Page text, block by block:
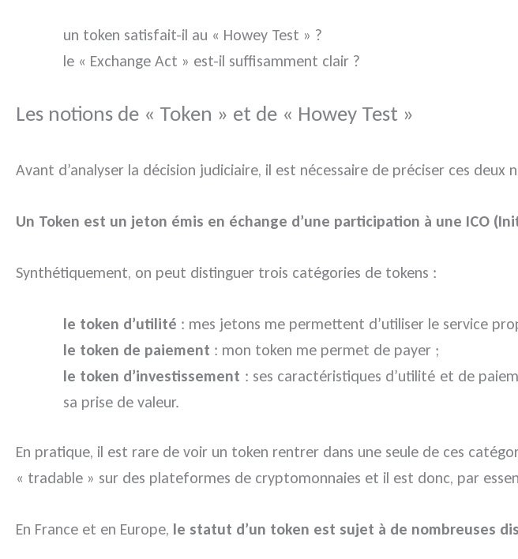
un token satisfait-il au « Howey Test » ?
le « Exchange Act » est-il suffisamment clair ?
Les notions de « Token » et de « Howey Test »
Avant d’analyser la décision judiciaire, il est nécessaire de préciser ces deux
Un Token est un jeton émis en échange d’une participation à une ICO
Synthétiquement, on peut distinguer trois catégories de tokens :
le token d’utilité : mes jetons me permettent d’utiliser le service
le token de paiement : mon token me permet de payer ;
le token d’investissement : ses caractéristiques d’utilité et de
sa prise de valeur.
En pratique, il est rare de voir un token rentrer dans une seule de ces
« tradable » sur des plateformes de cryptomonnaies et il est donc, par
En France et en Europe, le statut d’un token est sujet à de nombreuses